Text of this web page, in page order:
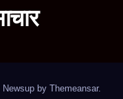
Newsup by Themeansar.